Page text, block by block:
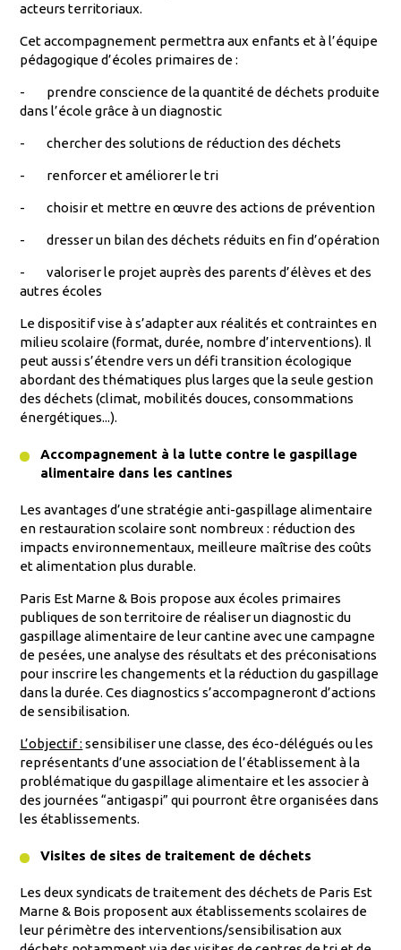
acteurs territoriaux.
Cet accompagnement permettra aux enfants et à l’équipe
pédagogique d’écoles primaires de :
- prendre conscience de la quantité de déchets produite
dans l’école grâce à un diagnostic
-chercher des solutions de réduction des déchets
- renforcer et améliorer le tri
-choisir et mettre en œuvre des actions de prévention
-dresser un bilan des déchets réduits en fin d’opération
-valoriser le projet auprès des parents d’élèves et des
autres écoles
Le dispositif vise à s’adapter aux réalités et contraintes en
milieu scolaire (format, durée, nombre d’interventions). Il
peut aussi s’étendre vers un défi transition écologique
abordant des thématiques plus larges que la seule gestion
des déchets (climat, mobilités douces, consommations
énergétiques...).
Accompagnement à la lutte contre le gaspillage
alimentaire dans les cantines
Les avantages d’une stratégie anti-gaspillage alimentaire
en restauration scolaire sont nombreux : réduction des
impacts environnementaux, meilleure maîtrise des coûts
et alimentation plus durable.
Paris Est Marne & Bois propose aux écoles primaires
publiques de son territoire de réaliser un diagnostic du
gaspillage alimentaire de leur cantine avec une campagne
de pesées, une analyse des résultats et des préconisations
pour inscrire les changements et la réduction du gaspillage
dans la durée. Ces diagnostics s’accompagneront d’actions
de sensibilisation.
L’objectif : sensibiliser une classe, des éco-délégués ou les
représentants d’une association de l’établissement à la
problématique du gaspillage alimentaire et les associer à
des journées “antigaspi” qui pourront être organisées dans
les établissements.
Visites de sites de traitement de déchets
Les deux syndicats de traitement des déchets de Paris Est
Marne & Bois proposent aux établissements scolaires de
leur périmètre des interventions/sensibilisation aux